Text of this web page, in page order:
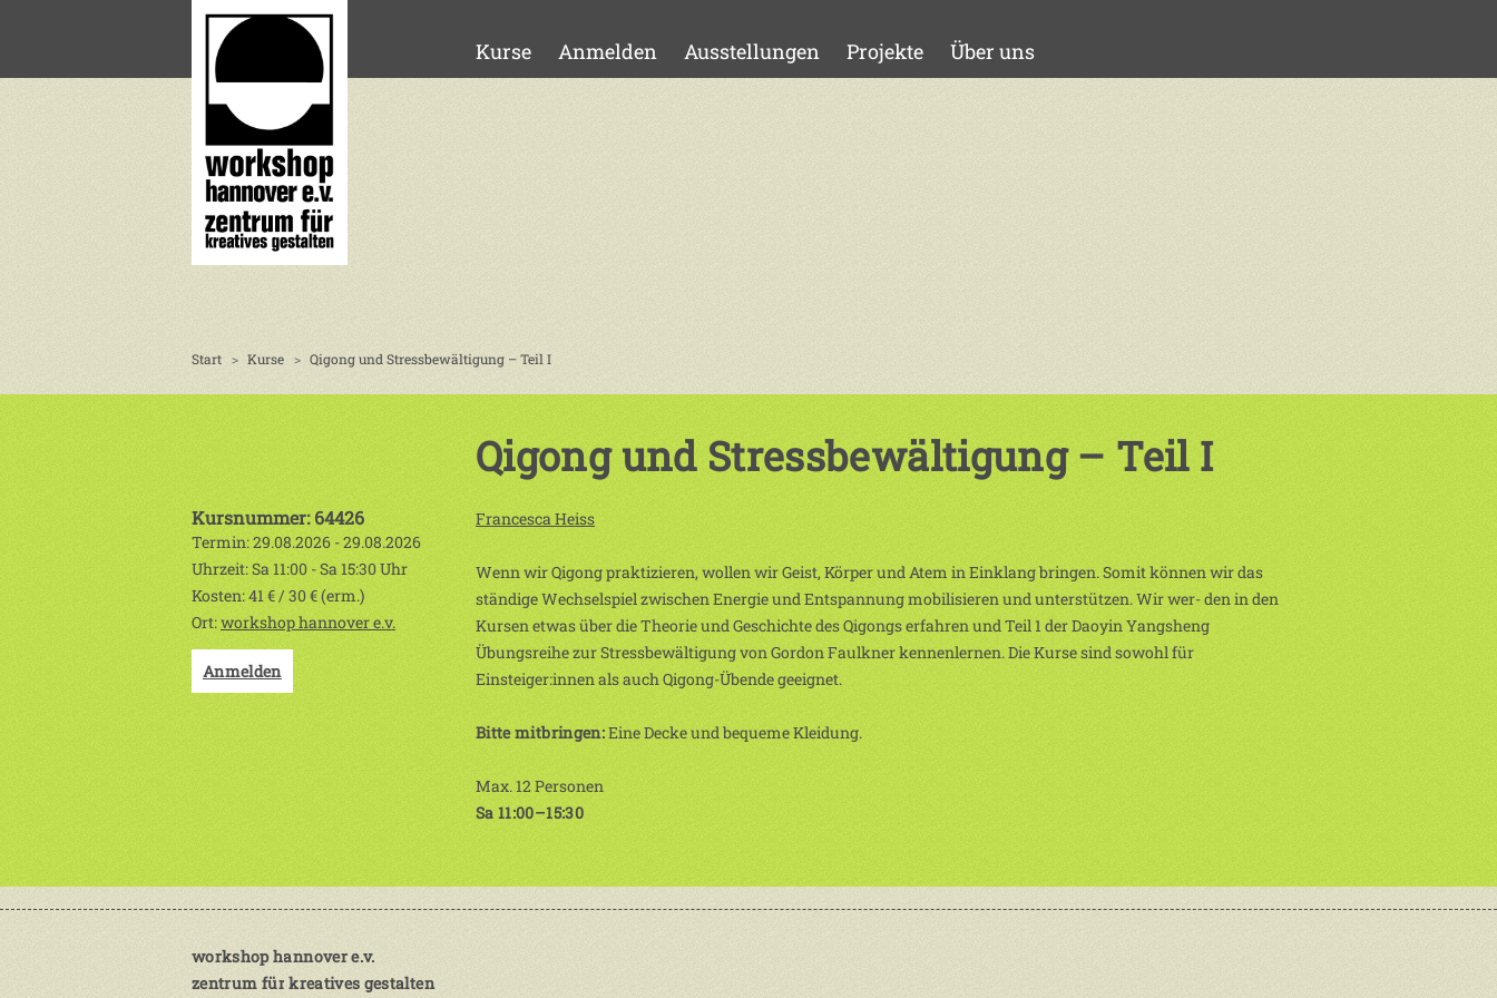
Kurse Anmelden Ausstellungen Projekte Über uns
Start Kurse Qigong und Stressbewältigung – Teil I
Qigong und Stressbewältigung – Teil I
Kursnummer: 64426
Termin: 29.08.2026 - 29.08.2026
Uhrzeit: Sa 11:00 - Sa 15:30 Uhr
Kosten: 41 € / 30 € (erm.)
Ort:workshop hannover e.v.
Anmelden
Francesca Heiss
Wenn wir Qigong praktizieren, wollen wir Geist, Körper und Atem in Einklang bringen. Somit können wir das
ständige Wechselspiel zwischen Energie und Entspannung mobilisieren und unterstützen. Wir wer- den in den
Kursen etwas über die Theorie und Geschichte des Qigongs erfahren und Teil 1 der Daoyin Yangsheng
Übungsreihe zur Stressbewältigung von Gordon Faulkner kennenlernen. Die Kurse sind sowohl für
Einsteiger:innen als auch Qigong-Übende geeignet.
Bitte mitbringen:Eine Decke und bequeme Kleidung.
Max. 12 Personen
Sa 11:00–15:30
workshop hannover e.v.
zentrum für kreatives gestalten